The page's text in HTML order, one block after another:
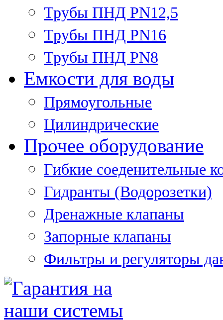
Трубы ПНД PN12,5
Трубы ПНД PN16
Трубы ПНД PN8
Емкости для воды
Прямоугольные
Цилиндрические
Прочее оборудование
Гибкие соеденительные
Гидранты (Водорозетки)
Дренажные клапаны
Запорные клапаны
Фильтры и регуляторы